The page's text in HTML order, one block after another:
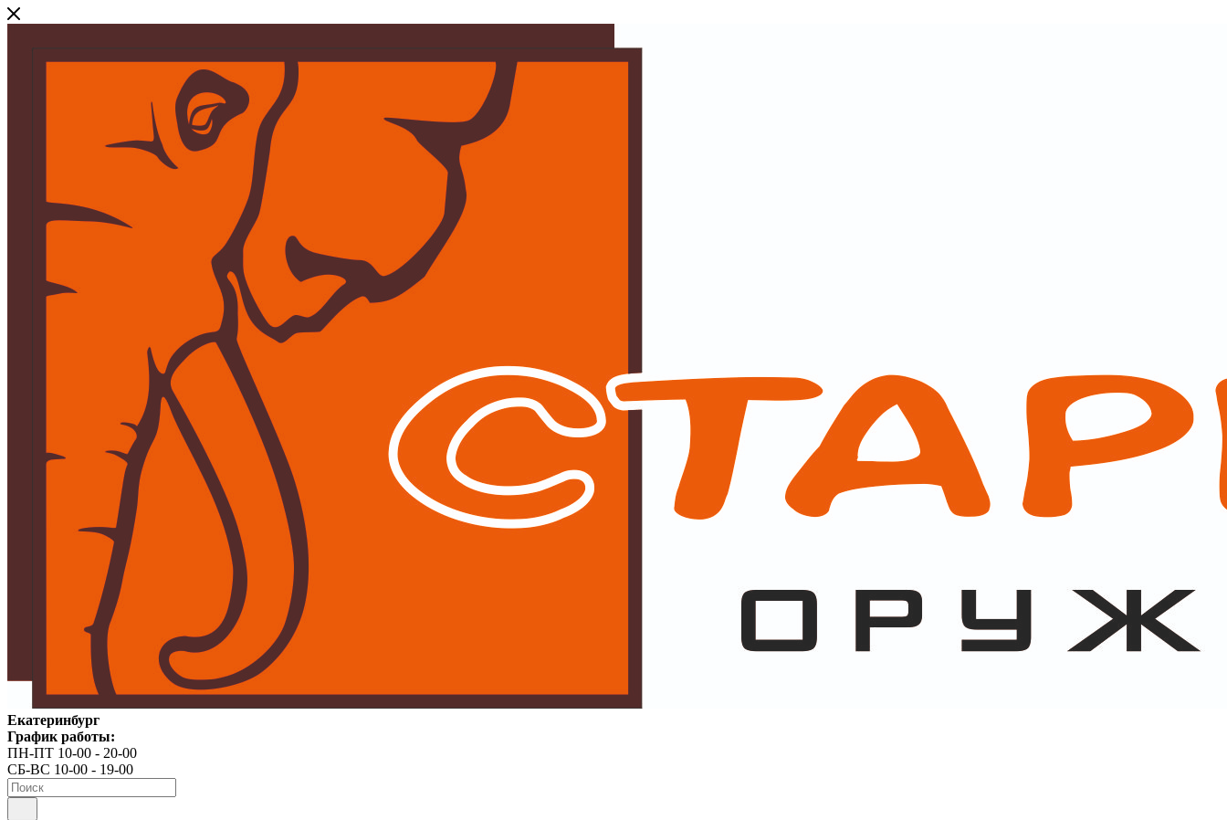
Екатеринбург
График работы:
ПН-ПТ 10-00 - 20-00
СБ-ВС 10-00 - 19-00